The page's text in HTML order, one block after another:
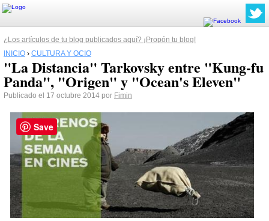
¿Los artículos de tu blog publicados aquí? ¡Propón tu blog!
INICIO › CULTURA Y OCIO
"La Distancia" Tarkovsky entre "Kung-fu
Panda", "Origen" y "Ocean's Eleven"
Publicado el 17 octubre 2014 por Fimin
Save